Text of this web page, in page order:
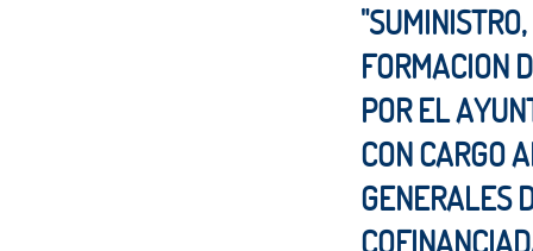
FORMACION
POR EL
CON CARGO
GENERALES